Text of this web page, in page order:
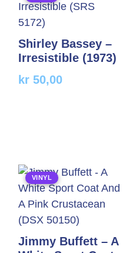
Shirley Bassey –
Irresistible (1973)
kr 50,00
VINYL
Jimmy Buffett – A